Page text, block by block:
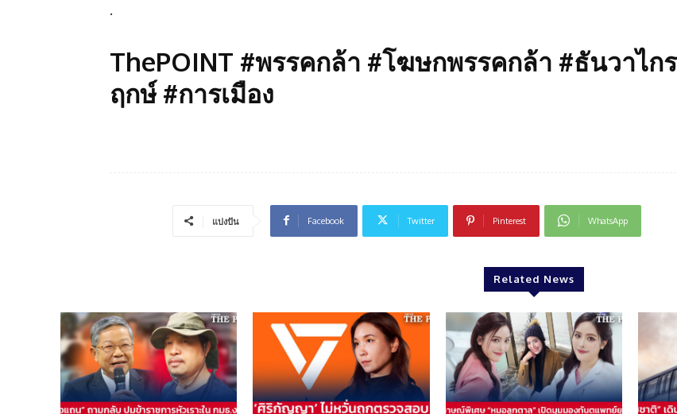
.
ThePOINT #พรรคกล้า #โฆษกพรรคกล้า #ธันวาไกร
ฤกษ์ #การเมือง
แบ่งปัน Facebook Twitter Pinterest WhatsApp
Related News